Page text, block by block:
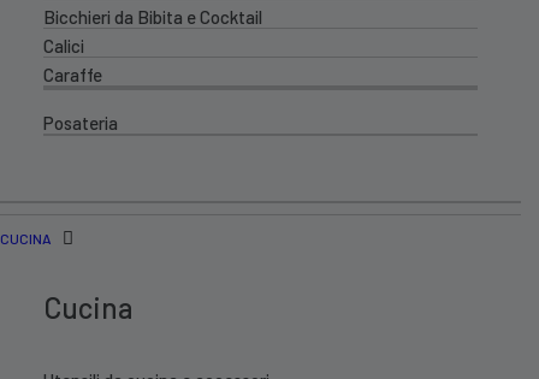
Bicchieri da Bibita e Cocktail
Calici
Caraffe
Posateria
CUCINA
Cucina